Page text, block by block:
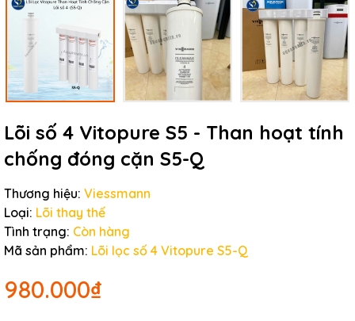
Lõi số 4 Vitopure S5 - Than hoạt tính
chống đóng cặn S5-Q
Thương hiệu: Viessmann
Loại: Lõi thay thế
Tình trạng: Còn hàng
Mã sản phẩm: Lõi lọc số 4 Vitopure S5-Q
980.000₫
Ngày hết hạn:
Điều kiện: